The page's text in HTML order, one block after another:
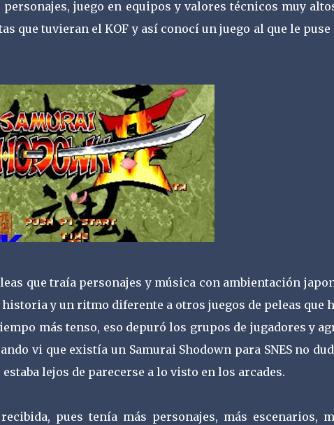
juego en equipos y valores técnicos muy
que tuvieran el KOF y así conocí un juego al que le puse
que traía personajes y música con ambientación
y un ritmo diferente a otros juegos de peleas que
más tenso, eso depuró los grupos de jugadores y
vi que existía un Samurai Shodown para SNES no
lejos de parecerse a lo visto en los arcades.
pues tenía más personajes, más escenarios,